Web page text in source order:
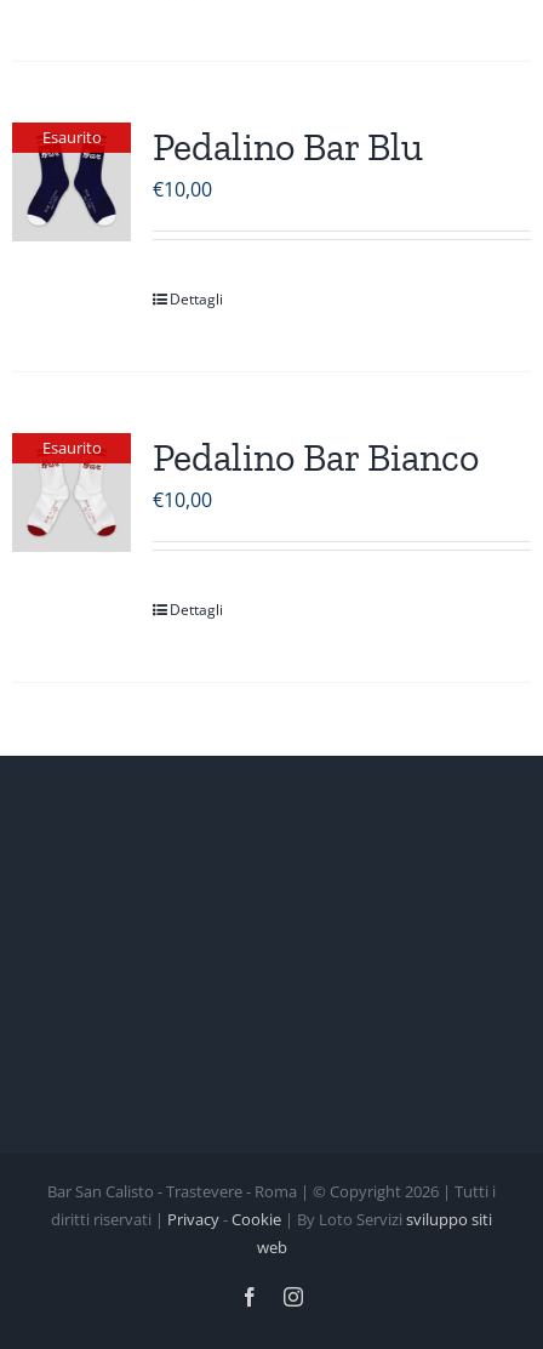
Esaurito Pedalino Bar Blu
€10,00
Dettagli
Esaurito Pedalino Bar Bianco
€10,00
Dettagli
Bar San Calisto - Trastevere - Roma | © Copyright 2026 | Tutti i
diritti riservati | Privacy-Cookie | By Loto Servizi sviluppo siti
web
FacebookInstagram